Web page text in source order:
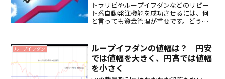
トラリピやループイフダンなどのリピー
ト系自動発注機能を成功させるには、何
と言っても資金管理が重要です。どうし
う。２万円、３万円、５万円と増え続け
る含み損に恐怖を感じ、資金に...
ループイフダン
ループイフダンの値幅は？｜円安
では値幅を大きく、円高では値幅
を小さく